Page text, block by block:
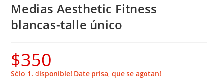
Medias Aesthetic Fitness
blancas-talle único
$350
Sólo 1. disponible! Date prisa, que se agotan!